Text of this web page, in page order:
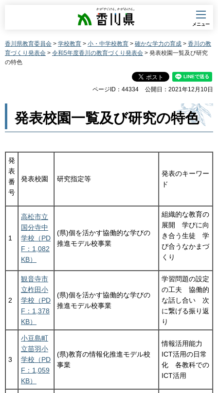
香川県
メニュー
香川県教育委員会 > 学校教育 > 小・中学校教育 > 確かな学力の育成 > 香川の教
育づくり発表会 > 令和5年度香川の教育づくり発表会 > 発表校園一覧及び研究
の特色
ページID：44334 公開日：2021年12月10日
発表校園一覧及び研究の特色
発
表
番
号
発表校園 研究指定等
発表のキーワー
ド
1
高松市立
国分寺中
学校（PD
F：1,082
KB）
(県)個を活かす協働的な学びの
推進モデル校事業
組織的な教育の
展開 学びに向
き合う生徒 学
び合うなかまづ
くり
2
観音寺市
立柞田小
学校（PD
F：1,378
KB）
(県)個を活かす協働的な学びの
推進モデル校事業
学習問題の設定
の工夫 協働的
な話し合い 次
に繋げる振り返
り
3
小豆島町
立苗羽小
学校（PD
F：1,059
KB）
(県)教育の情報化推進モデル校
事業
情報活用能力
ICT活用の日常
化 各教科での
ICT活用